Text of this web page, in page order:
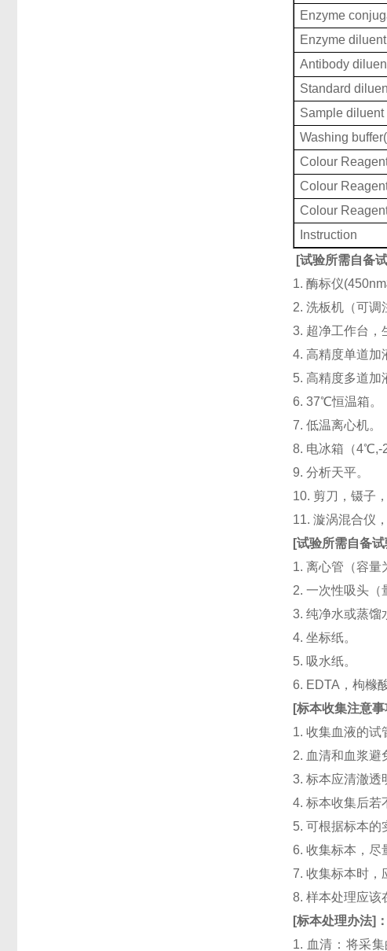
Enzyme
Enzyme diluent
Antibody
Standard
Sample diluent
Washing
Colour
Colour
Colour
Instruction
[试验所需自备
1. 酶标仪
2. 洗板机（可调
3. 超净工作台，
4. 高精度单道加
5. 高精度多道加
6. 37℃恒温箱。
7. 低温离心机。
8. 电冰箱（
9. 分析天平。
10. 剪刀，镊子
11. 漩涡混合仪
[试验所需自备
1. 离心管（容量
2. 一次性吸头（
3. 纯净水或蒸馏
4. 坐标纸。
5. 吸水纸。
6. EDTA，枸橼
[标本收集注意事
1. 收集血液的试
2. 血清和血浆避
3. 标本应清澈透
4. 标本收集后若
5. 可根据标本的
6. 收集标本，尽
7. 收集标本时，
8. 样本处理应该
[标本处理办法]：
1. 血清：将采